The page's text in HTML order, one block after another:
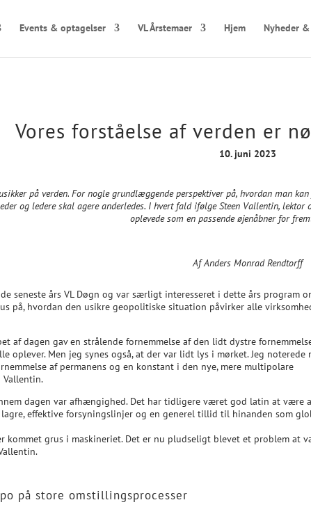
Events & optagelser VL Årstemaer Hjem Nyheder
Vores forståelse af verden er
10. juni 2023
på verden. For nogle grundlæggende perspektiver på, hvordan man
og ledere skal agere anderledes. I hvert fald ifølgeSteen Vallentin, lektor
oplevede som en passende øjenåbner for
Af Anders Monrad Rendtorff
seneste års VL Døgn og var særligt interesseret i dette års program
på, hvordan den usikre geopolitiske situation påvirker alle
af dagen gav en strålende fornemmelse af den lidt dystre
oplever. Men jeg synes også, at der var lidt lys i mørket. Jeg noterede
af permanens og en konstant i den nye, mere multipolare
Vallentin.
dagen var afhængighed. Det har tidligere været god latin at være
lagre, effektive forsyningslinjer og en generel tillid til hinanden som
kommet grus i maskineriet. Det er nu pludseligt blevet et problem at
på store omstillingsprocesser